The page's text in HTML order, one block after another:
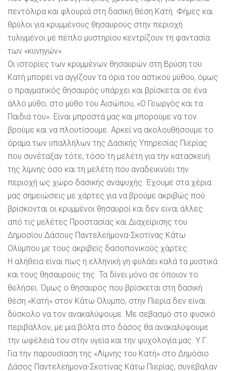
πεντόλιρα και φλουριά στη δασική θέση Κατή. Φήμες και
θρύλοι για κρυμμένους θησαυρούς στην περιοχή
τυλιγμένοι με πέπλο μυστηρίου κεντρίζουν τη φαντασία
των «κυνηγών».
Οι ιστορίες των κρυμμένων θησαυρών στη Βρύση του
Κατή μπορεί να αγγίζουν τα όρια του αστικού μύθου, όμως
ο πραγματικός θησαυρός υπάρχει και βρίσκεται σε ένα
άλλο μύθο, στο μύθο του Αισώπου, «Ο Γεωργός και τα
Παιδιά του». Είναι μπροστά μας και μπορούμε να τον
βρούμε και να πλουτίσουμε. Αρκεί να ακολουθήσουμε το
όραμα των υπαλλήλων της Δασικής Υπηρεσίας Πιερίας
που συνέταξαν τότε, τόσο τη μελέτη για την κατασκευή
της λίμνης όσο και τη μελέτη που αναδεικνύει την
περιοχή ως χώρο δασικής αναψυχής. Έχουμε στα χέρια
μας σημειώσεις με χάρτες για να βρούμε ακριβώς πού
βρίσκονται οι κρυμμένοι θησαυροί και δεν είναι άλλες
από τις μελέτες Προστασίας και Διαχείρισης του
Δημοσίου Δάσους Παντελεήμονα-Σκοτίνας Κάτω
Ολύμπου με τους ακριβείς δασοπονικούς χάρτες.
Η αλήθεια είναι πως η ελληνική γη φυλάει καλά τα μυστικά
και τους θησαυρούς της. Τα δίνει μόνο σε όποιον το
θελήσει. Όμως ο θησαυρός που βρίσκεται στη δασική
θέση «Κατή» στον Κάτω Όλυμπο, στην Πιερία δεν είναι
δύσκολο να τον ανακαλύψουμε. Με σεβασμό στο φυσικό
περιβάλλον, με μια βόλτα στο δάσος θα ανακαλύψουμε
την ωφέλειά του στην υγεία και την ψυχολογία μας. Υ.Γ.
Για την παρουσίαση της «Λίμνης του Κατή» στο Δημόσιο
Δάσος Παντελεήμονα-Σκοτίνας Κάτω Πιερίας, συνέβαλαν